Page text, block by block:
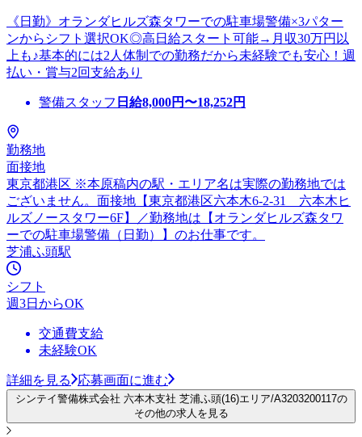
《日勤》オランダヒルズ森タワーでの駐車場警備×3パター
ンからシフト選択OK◎高日給スタート可能→月収30万円以
上も♪基本的には2人体制での勤務だから未経験でも安心！週
払い・賞与2回支給あり
警備スタッフ 日給8,000円〜18,252円
勤務地
面接地
東京都港区 ※本原稿内の駅・エリア名は実際の勤務地では
ございません。面接地【東京都港区六本木6-2-31 六本木ヒ
ルズノースタワー6F】／勤務地は【オランダヒルズ森タワ
ーでの駐車場警備（日勤）】のお仕事です。
芝浦ふ頭駅
シフト
週3日からOK
交通費支給
未経験OK
詳細を見る 応募画面に進む
シンテイ警備株式会社 六本木支社 芝浦ふ頭(16)エリア/A3203200117の
その他の求人を見る